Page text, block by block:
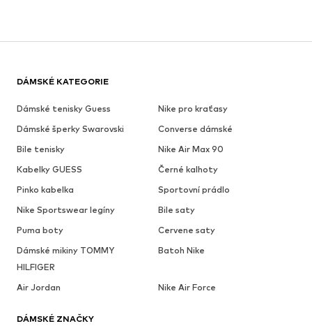
DÁMSKÉ KATEGORIE
Dámské tenisky Guess
Nike pro kraťasy
Dámské šperky Swarovski
Converse dámské
Bile tenisky
Nike Air Max 90
Kabelky GUESS
Černé kalhoty
Pinko kabelka
Sportovní prádlo
Nike Sportswear legíny
Bile saty
Puma boty
Cervene saty
Dámské mikiny TOMMY
HILFIGER
Batoh Nike
Air Jordan Nike Air Force
DÁMSKÉ ZNAČKY